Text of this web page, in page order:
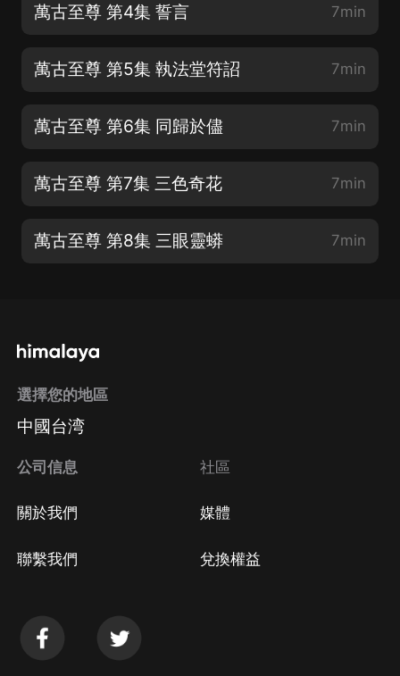
萬古至尊 第4集 誓言 7min
萬古至尊 第5集 執法堂符詔 7min
萬古至尊 第6集 同歸於儘 7min
萬古至尊 第7集 三色奇花 7min
萬古至尊 第8集 三眼靈蟒 7min
選擇您的地區
中國台湾
公司信息
關於我們
聯繫我們
社區
媒體
兌換權益